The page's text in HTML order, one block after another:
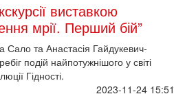
виставкою
мрії. Перший бій”
Сало та Анастасія Гайдукевич-
подій найпотужнішого у світі
Гідності.
2023-11-24 15:51